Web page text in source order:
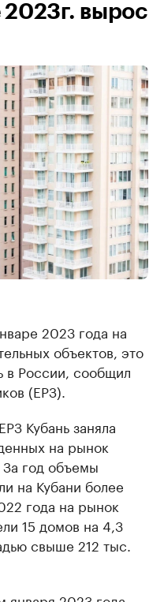
2023г. вырос
2023 года на
объектов, это
в России, сообщил
(ЕРЗ).
Кубань заняла
на рынок
год объемы
на Кубани более
года на рынок
15 домов на 4,3
свыше 212 тыс.